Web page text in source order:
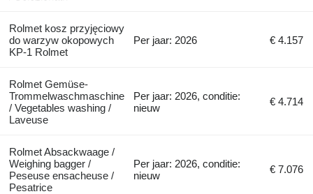
Rolmet kosz przyjęciowy
do warzyw okopowych
KP-1 Rolmet
Per jaar: 2026 € 4.157
Rolmet Gemüse-
Trommelwaschmaschine
/ Vegetables washing /
Laveuse
Per jaar: 2026, conditie:
nieuw
€ 4.714
Rolmet Absackwaage /
Weighing bagger /
Peseuse ensacheuse /
Pesatrice
Per jaar: 2026, conditie:
nieuw
€ 7.076